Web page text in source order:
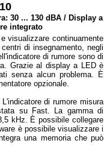
30 ... 130 dBA / Display a
integrato
visualizzare continuamente
di insegnamento, negli
di rumore sono di
Grazie al display a LED è
senza alcun problema. È
opzionale.
di rumore misura
su Fast. La gamma di
kHz. È possibile collegare
è possibile visualizzare i
una memoria che può